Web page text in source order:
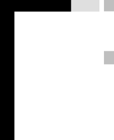
όμως στα